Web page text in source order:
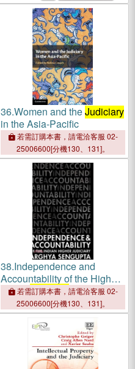
36.Women and theJudiciary
in the Asia-Pacific
若需訂購本書，請電洽客服 02-
25006600[分機130、131]。
38.Independence and
Accountability of the Higher
IndianJudiciary
若需訂購本書，請電洽客服 02-
25006600[分機130、131]。